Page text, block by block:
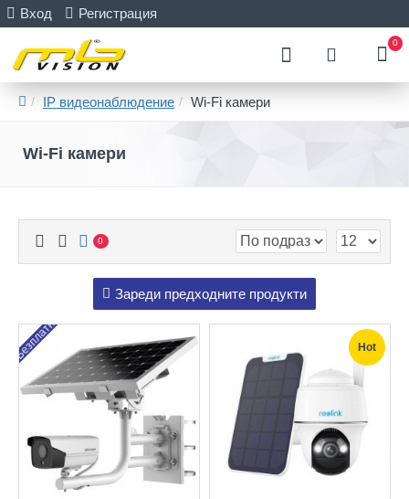
Вход Регистрация
0
IP видеонаблюдение Wi-Fi камери
Wi-Fi камери
0
Зареди предходните продукти
Безплатно Hot